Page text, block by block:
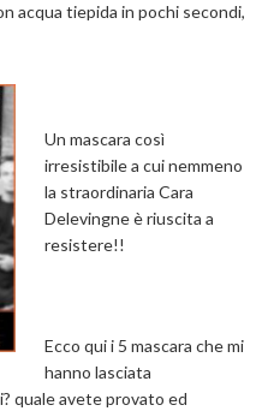
acqua tiepida in pochi secondi,
Un mascara così
irresistibile a cui nemmeno
la straordinaria Cara
Delevingne è riuscita a
resistere!!
Ecco qui i 5 mascara che mi
hanno lasciata
quale avete provato ed